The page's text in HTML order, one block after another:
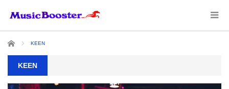
ホーム KEEN
KEEN